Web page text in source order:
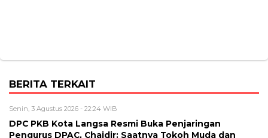
BERITA TERKAIT
Senin, 3 Agustus 2026 - 22:24 WIB
DPC PKB Kota Langsa Resmi Buka Penjaringan
Pengurus DPAC, Chaidir: Saatnya Tokoh Muda dan